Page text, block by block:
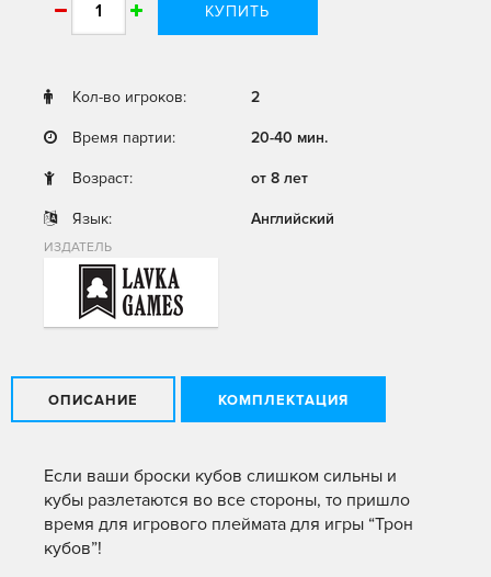
КУПИТЬ
Кол-во игроков: 2
Время партии: 20-40 мин.
Возраст: от 8 лет
Язык: Английский
ИЗДАТЕЛЬ
ОПИСАНИЕ КОМПЛЕКТАЦИЯ
Если ваши броски кубов слишком сильны и
кубы разлетаются во все стороны, то пришло
время для игрового плеймата для игры “Трон
кубов”!